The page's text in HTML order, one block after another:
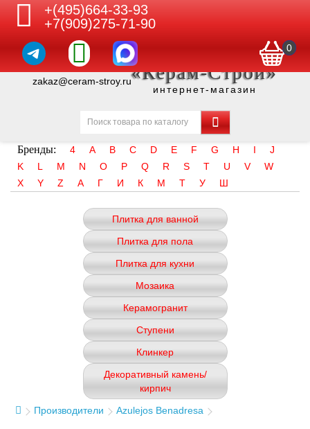
+(495)664-33-93
+7(909)275-71-90
0
zakaz@ceram-stroy.ru«Керам-Строй»
интернет-магазин
Бренды: 4 A B C D E F G H I
J
K
L M N O P Q R S T U V
W
X
Y Z А Г И К М Т У Ш
Плитка для ванной
Плитка для пола
Плитка для кухни
Мозаика
Керамогранит
Ступени
Клинкер
Декоративный камень/
кирпич
Производители
Azulejos Benadresa